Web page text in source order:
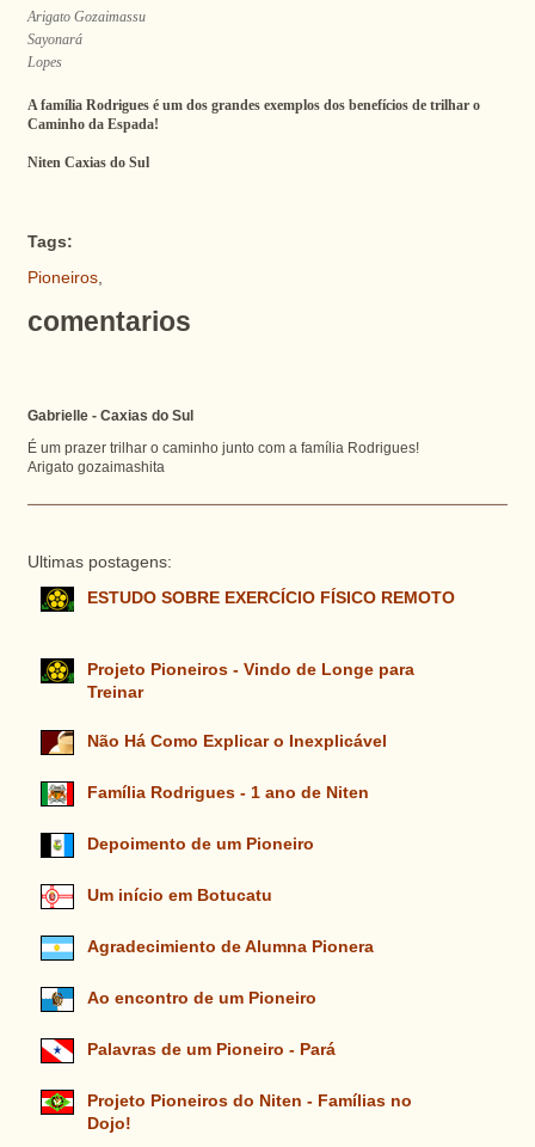
Arigato Gozaimassu
Sayonará
Lopes
A família Rodrigues é um dos grandes exemplos dos benefícios de trilhar o
Caminho da Espada!
Niten Caxias do Sul
Tags:
Pioneiros,
comentarios
Gabrielle - Caxias do Sul
É um prazer trilhar o caminho junto com a família Rodrigues!
Arigato gozaimashita
Ultimas postagens:
ESTUDO SOBRE EXERCÍCIO FÍSICO REMOTO
Projeto Pioneiros - Vindo de Longe para
Treinar
Não Há Como Explicar o Inexplicável
Família Rodrigues - 1 ano de Niten
Depoimento de um Pioneiro
Um início em Botucatu
Agradecimiento de Alumna Pionera
Ao encontro de um Pioneiro
Palavras de um Pioneiro - Pará
Projeto Pioneiros do Niten - Famílias no
Dojo!